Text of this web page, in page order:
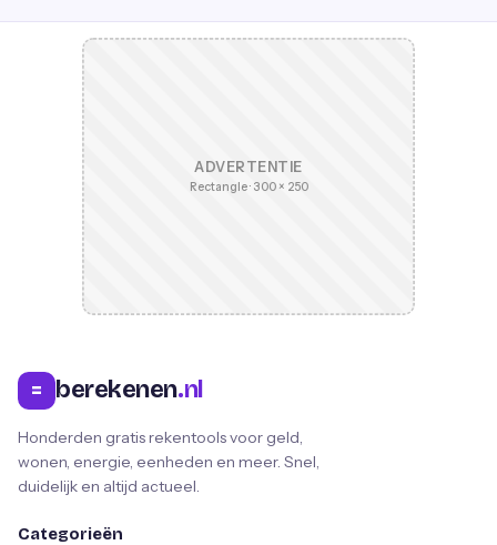
ADVERTENTIE
Rectangle · 300 × 250
= berekenen.nl
Honderden gratis rekentools voor geld,
wonen, energie, eenheden en meer. Snel,
duidelijk en altijd actueel.
Categorieën